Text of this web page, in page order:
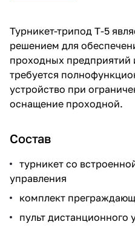
Турникет-трипод T-5
решением для
проходных предприятий
требуется
устройство при
оснащение проходной.
Состав
турникет со
управления
комплект
пульт дистанционного